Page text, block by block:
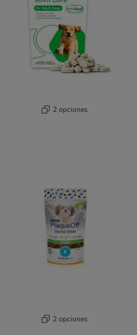
2 opciones
2 opciones